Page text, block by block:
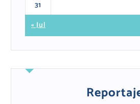
31
« Jul